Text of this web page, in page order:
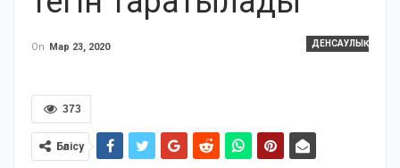
ДЕНСАУЛЫҚ
On Мар 23, 2020
373
Бөлісу